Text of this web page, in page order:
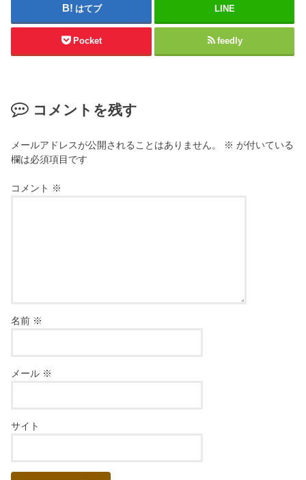
はてブ LINE
Pocket feedly
コメントを残す
メールアドレスが公開されることはありません。 ※ が付いている
欄は必須項目です
コメント ※
名前 ※
メール ※
サイト